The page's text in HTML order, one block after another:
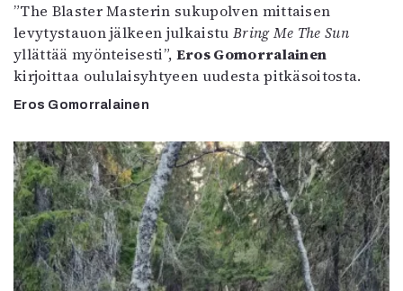
”The Blaster Masterin sukupolven mittaisen
levytystauon jälkeen julkaistu Bring Me The Sun
yllättää myönteisesti”, Eros Gomorralainen
kirjoittaa oululaisyhtyeen uudesta pitkäsoitosta.
Eros Gomorralainen